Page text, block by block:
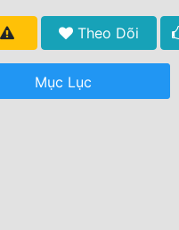
Theo Dõi
Mục Lục